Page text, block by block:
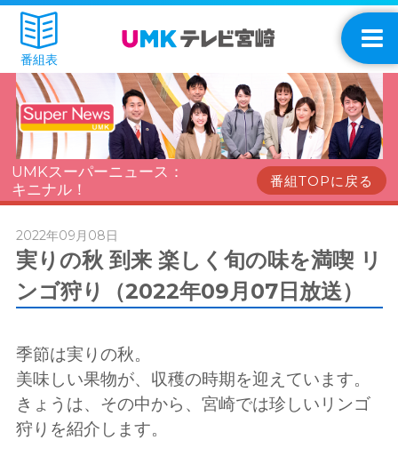
番組表
UMKスーパーニュース：
キニナル！
番組TOPに戻る
2022年09月08日
実りの秋 到来 楽しく旬の味を満喫 リ
ンゴ狩り（2022年09月07日放送）
季節は実りの秋。
美味しい果物が、収穫の時期を迎えています。
きょうは、その中から、宮崎では珍しいリンゴ
狩りを紹介します。